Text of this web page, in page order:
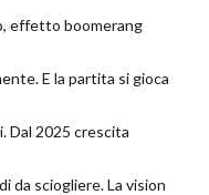
effetto boomerang
E la partita si gioca
Dal 2025 crescita
da sciogliere. La vision